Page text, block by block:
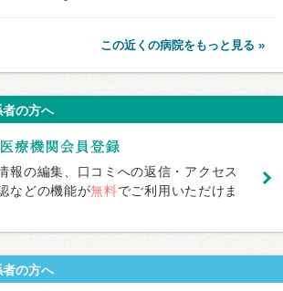
この近くの病院をもっと見る »
の方へ
報の編集、口コミへの返信・アクセス
などの機能が無料でご利用いただけま
の方へ